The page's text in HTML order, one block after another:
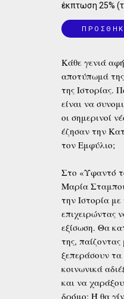
Κάθε γενιά
αποτύπωμά
της Ιστορίας.
είναι να
οι σημερινοί
έζησαν την
τον Εμφύλιο;
Στο «Υφαντό
Μαρία
την Ιστορία
επιχειρώ­ντας
εξίσωση. Θα
της,
ξεπεράσουν τα
κοινωνικά
και να
δρόμο; Ή θα
έκπτωση 25%